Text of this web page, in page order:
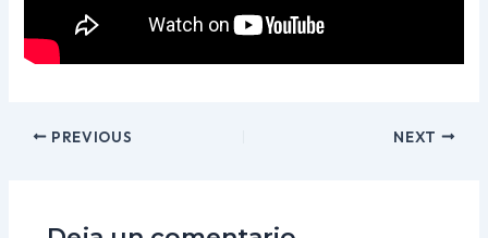
PREVIOUS NEXT